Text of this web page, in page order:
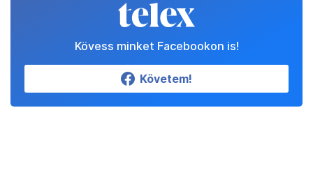
Kövess minket Facebookon is!
Követem!